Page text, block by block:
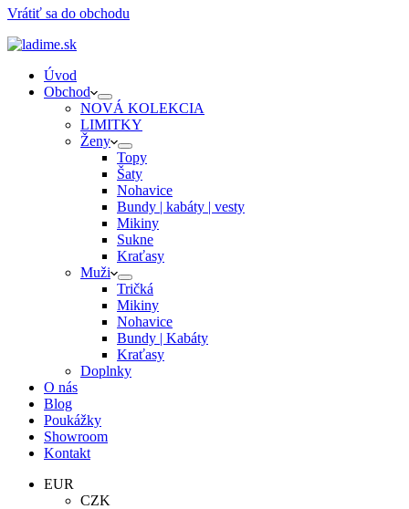
Vrátiť sa do obchodu
Úvod
Obchod
NOVÁ KOLEKCIA
LIMITKY
Ženy
Topy
Šaty
Nohavice
Bundy | kabáty | vesty
Mikiny
Sukne
Kraťasy
Muži
Tričká
Mikiny
Nohavice
Bundy | Kabáty
Kraťasy
Doplnky
O nás
Blog
Poukážky
Showroom
Kontakt
EUR
CZK